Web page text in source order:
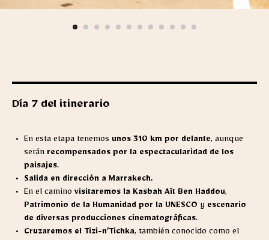
Día 7 del itinerario
En esta etapa tenemos unos 310 km por delante, aunque
serán recompensados por la espectacularidad de los
paisajes.
Salida en dirección a Marrakech.
En el camino visitaremos la Kasbah Aït Ben Haddou,
Patrimonio de la Humanidad por la UNESCO y escenario
de diversas producciones cinematográficas.
Cruzaremos el Tizi-n’Tichka, también conocido como el